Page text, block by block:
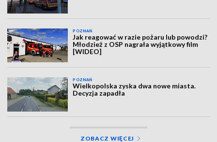
POZNAŃ
Jak reagować w razie pożaru lub powodzi?
Młodzież z OSP nagrała wyjątkowy film
[WIDEO]
POZNAŃ
Wielkopolska zyska dwa nowe miasta.
Decyzja zapadła
ZOBACZ WIĘCEJ